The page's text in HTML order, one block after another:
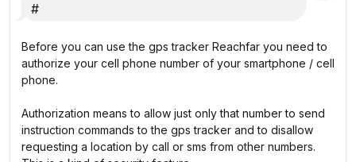
#
Before you can use the gps tracker Reachfar you need to
authorize your cell phone number of your smartphone / cell
phone.
Authorization means to allow just only that number to send
instruction commands to the gps tracker and to disallow
requesting a location by call or sms from other numbers.